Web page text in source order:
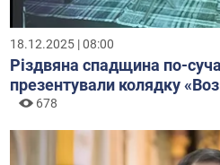
18.12.2025 | 08:00
Різдвяна спадщина по-
презентували колядку
678